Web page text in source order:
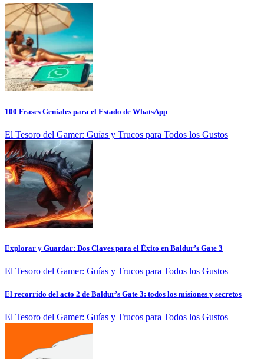
100 Frases Geniales para el Estado de WhatsApp
El Tesoro del Gamer: Guías y Trucos para Todos los Gustos
Explorar y Guardar: Dos Claves para el Éxito en Baldur’s Gate 3
El Tesoro del Gamer: Guías y Trucos para Todos los Gustos
El recorrido del acto 2 de Baldur’s Gate 3: todos los misiones y secretos
El Tesoro del Gamer: Guías y Trucos para Todos los Gustos